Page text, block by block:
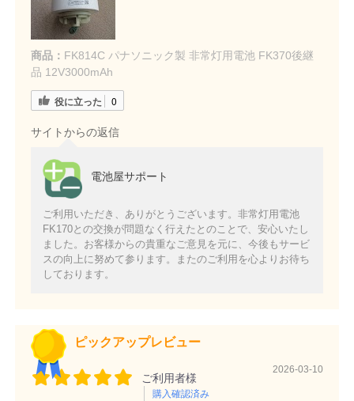
商品： FK814C パナソニック製 非常灯用電池 FK370後継
品 12V3000mAh
役に立った 0
サイトからの返信
電池屋サポート
ご利用いただき、ありがとうございます。非常灯用電池
FK170との交換が問題なく行えたとのことで、安心いたし
ました。お客様からの貴重なご意見を元に、今後もサービ
スの向上に努めて参ります。またのご利用を心よりお待ち
しております。
ピックアップレビュー
ご利用者様
購入確認済み
2026-03-10